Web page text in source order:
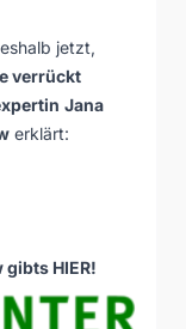
jetzt,
verrückt
Jana
erklärt:
gibts HIER!